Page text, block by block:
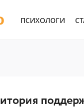
ПСИХОЛОГИ